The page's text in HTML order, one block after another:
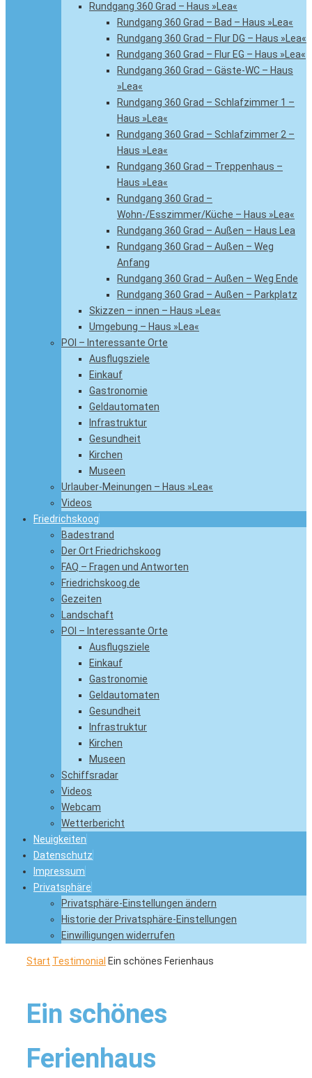
Rundgang 360 Grad – Haus »Lea«
Rundgang 360 Grad – Bad – Haus »Lea«
Rundgang 360 Grad – Flur DG – Haus »Lea«
Rundgang 360 Grad – Flur EG – Haus »Lea«
Rundgang 360 Grad – Gäste-WC – Haus
»Lea«
Rundgang 360 Grad – Schlafzimmer 1 –
Haus »Lea«
Rundgang 360 Grad – Schlafzimmer 2 –
Haus »Lea«
Rundgang 360 Grad – Treppenhaus –
Haus »Lea«
Rundgang 360 Grad –
Wohn-/Esszimmer/Küche – Haus »Lea«
Rundgang 360 Grad – Außen – Haus Lea
Rundgang 360 Grad – Außen – Weg
Anfang
Rundgang 360 Grad – Außen – Weg Ende
Rundgang 360 Grad – Außen – Parkplatz
Skizzen – innen – Haus »Lea«
Umgebung – Haus »Lea«
POI – Interessante Orte
Ausflugsziele
Einkauf
Gastronomie
Geldautomaten
Infrastruktur
Gesundheit
Kirchen
Museen
Urlauber-Meinungen – Haus »Lea«
Videos
Friedrichskoog
Badestrand
Der Ort Friedrichskoog
FAQ – Fragen und Antworten
Friedrichskoog.de
Gezeiten
Landschaft
POI – Interessante Orte
Ausflugsziele
Einkauf
Gastronomie
Geldautomaten
Gesundheit
Infrastruktur
Kirchen
Museen
Schiffsradar
Videos
Webcam
Wetterbericht
Neuigkeiten
Datenschutz
Impressum
Privatsphäre
Privatsphäre-Einstellungen ändern
Historie der Privatsphäre-Einstellungen
Einwilligungen widerrufen
Start Testimonial Ein schönes Ferienhaus
Ein schönes
Ferienhaus